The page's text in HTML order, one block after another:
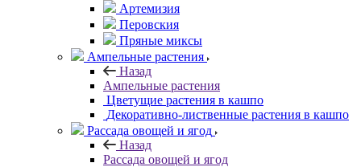
Артемизия
Перовския
Пряные миксы
Ампельные растения
Назад
Ампельные растения
Цветущие растения в кашпо
Декоративно-лиственные растения в кашпо
Рассада овощей и ягод
Назад
Рассада овощей и ягод